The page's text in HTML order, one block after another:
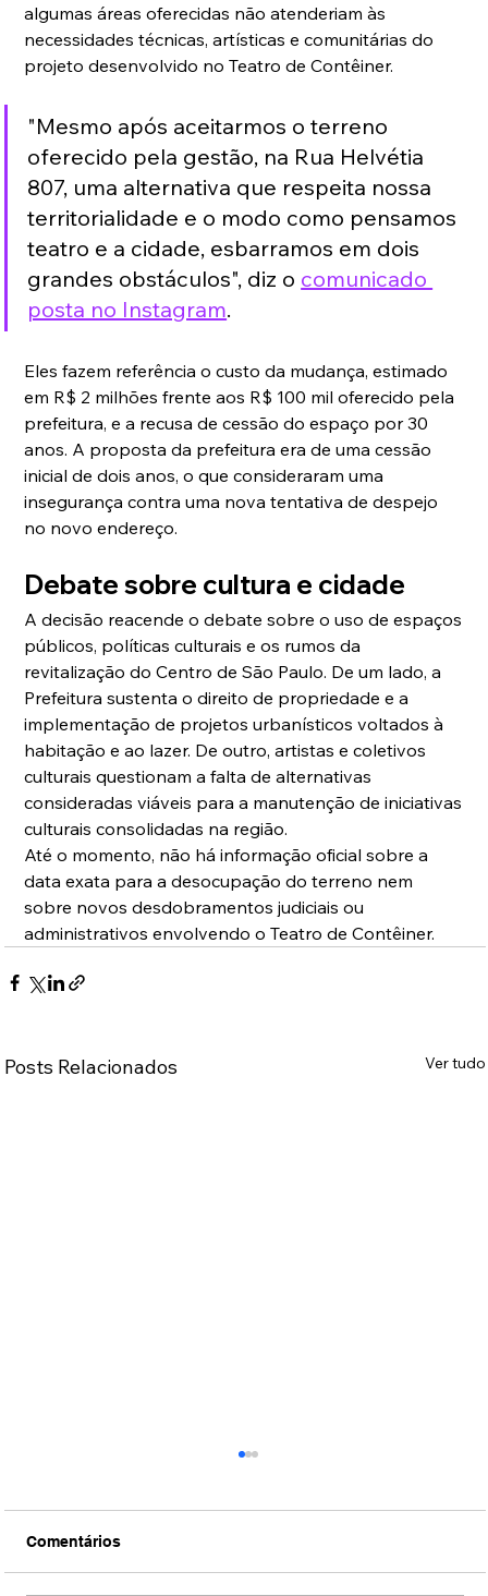
algumas áreas oferecidas não atenderiam às
necessidades técnicas, artísticas e comunitárias do
projeto desenvolvido no Teatro de Contêiner.
"Mesmo após aceitarmos o terreno
oferecido pela gestão, na Rua Helvétia
807, uma alternativa que respeita nossa
territorialidade e o modo como pensamos
teatro e a cidade, esbarramos em dois
grandes obstáculos", diz o comunicado
posta no Instagram.
Eles fazem referência o custo da mudança, estimado
em R$ 2 milhões frente aos R$ 100 mil oferecido pela
prefeitura, e a recusa de cessão do espaço por 30
anos. A proposta da prefeitura era de uma cessão
inicial de dois anos, o que consideraram uma
insegurança contra uma nova tentativa de despejo
no novo endereço.
Debate sobre cultura e cidade
A decisão reacende o debate sobre o uso de espaços
públicos, políticas culturais e os rumos da
revitalização do Centro de São Paulo. De um lado, a
Prefeitura sustenta o direito de propriedade e a
implementação de projetos urbanísticos voltados à
habitação e ao lazer. De outro, artistas e coletivos
culturais questionam a falta de alternativas
consideradas viáveis para a manutenção de iniciativas
culturais consolidadas na região.
Até o momento, não há informação oficial sobre a
data exata para a desocupação do terreno nem
sobre novos desdobramentos judiciais ou
administrativos envolvendo o Teatro de Contêiner.
Posts Relacionados Ver tudo
Comentários